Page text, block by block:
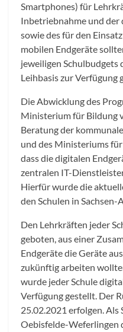
Smartphones) für
Inbetriebnahme und
sowie des für den
mobilen Endgeräte
jeweiligen Schulbudgets
Leihbasis zur Verfügung
Die Abwicklung des
Ministerium für Bildung
Beratung der
und des Ministeriums
dass die digitalen
zentralen IT-
Hierfür wurde die
den Schulen in
Den Lehrkräften jeder
geboten, aus einer
Endgeräte die Geräte
zukünftig arbeiten
wurde jeder Schule
Verfügung gestellt. Der
25.02.2021 erfolgen.
Oebisfelde-Weferlingen